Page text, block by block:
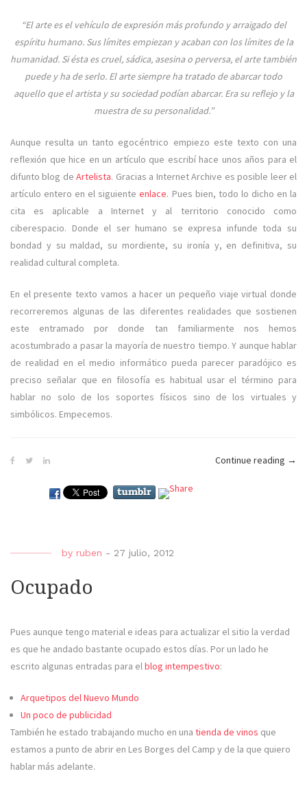
“El arte es el vehículo de expresión más profundo y arraigado del
espíritu humano. Sus límites empiezan y acaban con los límites de la
humanidad. Si ésta es cruel, sádica, asesina o perversa, el arte también
puede y ha de serlo. El arte siempre ha tratado de abarcar todo
aquello que el artista y su sociedad podían abarcar. Era su reflejo y la
muestra de su personalidad.”
Aunque resulta un tanto egocéntrico empiezo este texto con una
reflexión que hice en un artículo que escribí hace unos años para el
difunto blog deArtelista. Gracias a Internet Archive es posible leer el
artículo entero en el siguienteenlace. Pues bien, todo lo dicho en la
cita es aplicable a Internet y al territorio conocido como
ciberespacio. Donde el ser humano se expresa infunde toda su
bondad y su maldad, su mordiente, su ironía y, en definitiva, su
realidad cultural completa.
En el presente texto vamos a hacer un pequeño viaje virtual donde
recorreremos algunas de las diferentes realidades que sostienen
este entramado por donde tan familiarmente nos hemos
acostumbrado a pasar la mayoría de nuestro tiempo. Y aunque hablar
de realidad en el medio informático pueda parecer paradójico es
preciso señalar que en filosofía es habitual usar el término para
hablar no solo de los soportes físicos sino de los virtuales y
simbólicos. Empecemos.
Continue reading «De
→
by ruben - 27 julio, 2012
Ocupado
Pues aunque tengo material e ideas para actualizar el sitio la verdad
es que he andado bastante ocupado estos días. Por un lado he
escrito algunas entradas para elblog intempestivo:
Arquetipos del Nuevo Mundo
Un poco de publicidad
También he estado trabajando mucho en una tienda de vinos que
estamos a punto de abrir en Les Borges del Camp y de la que quiero
hablar más adelante.